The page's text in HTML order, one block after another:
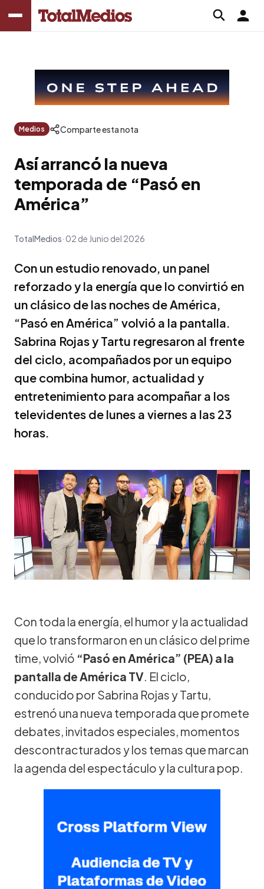
Medios Comparte esta nota
Así arrancó la nueva
temporada de “Pasó en
América”
TotalMedios 02 de Junio del 2026
Con un estudio renovado, un panel
reforzado y la energía que lo convirtió en
un clásico de las noches de América,
“Pasó en América” volvió a la pantalla.
Sabrina Rojas y Tartu regresaron al frente
del ciclo, acompañados por un equipo
que combina humor, actualidad y
entretenimiento para acompañar a los
televidentes de lunes a viernes a las 23
horas.
Con toda la energía, el humor y la actualidad
que lo transformaron en un clásico del prime
time, volvió “Pasó en América” (PEA) a la
pantalla de América TV. El ciclo,
conducido por Sabrina Rojas y Tartu,
estrenó una nueva temporada que promete
debates, invitados especiales, momentos
descontracturados y los temas que marcan
la agenda del espectáculo y la cultura pop.